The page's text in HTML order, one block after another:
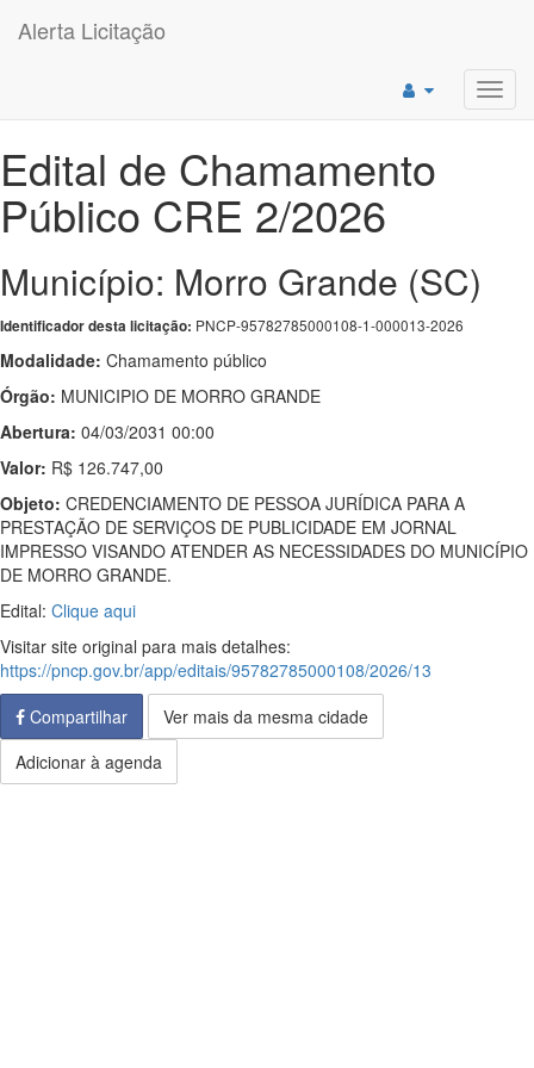
Alerta Licitação
Edital de Chamamento
Público CRE 2/2026
Município: Morro Grande (SC)
Identificador desta licitação: PNCP-95782785000108-1-000013-2026
Modalidade: Chamamento público
Órgão: MUNICIPIO DE MORRO GRANDE
Abertura: 04/03/2031 00:00
Valor: R$ 126.747,00
Objeto: CREDENCIAMENTO DE PESSOA JURÍDICA PARA A
PRESTAÇÃO DE SERVIÇOS DE PUBLICIDADE EM JORNAL
IMPRESSO VISANDO ATENDER AS NECESSIDADES DO MUNICÍPIO
DE MORRO GRANDE.
Edital: Clique aqui
Visitar site original para mais detalhes:
https://pncp.gov.br/app/editais/95782785000108/2026/13
Compartilhar
Ver mais da mesma cidade
Adicionar à agenda